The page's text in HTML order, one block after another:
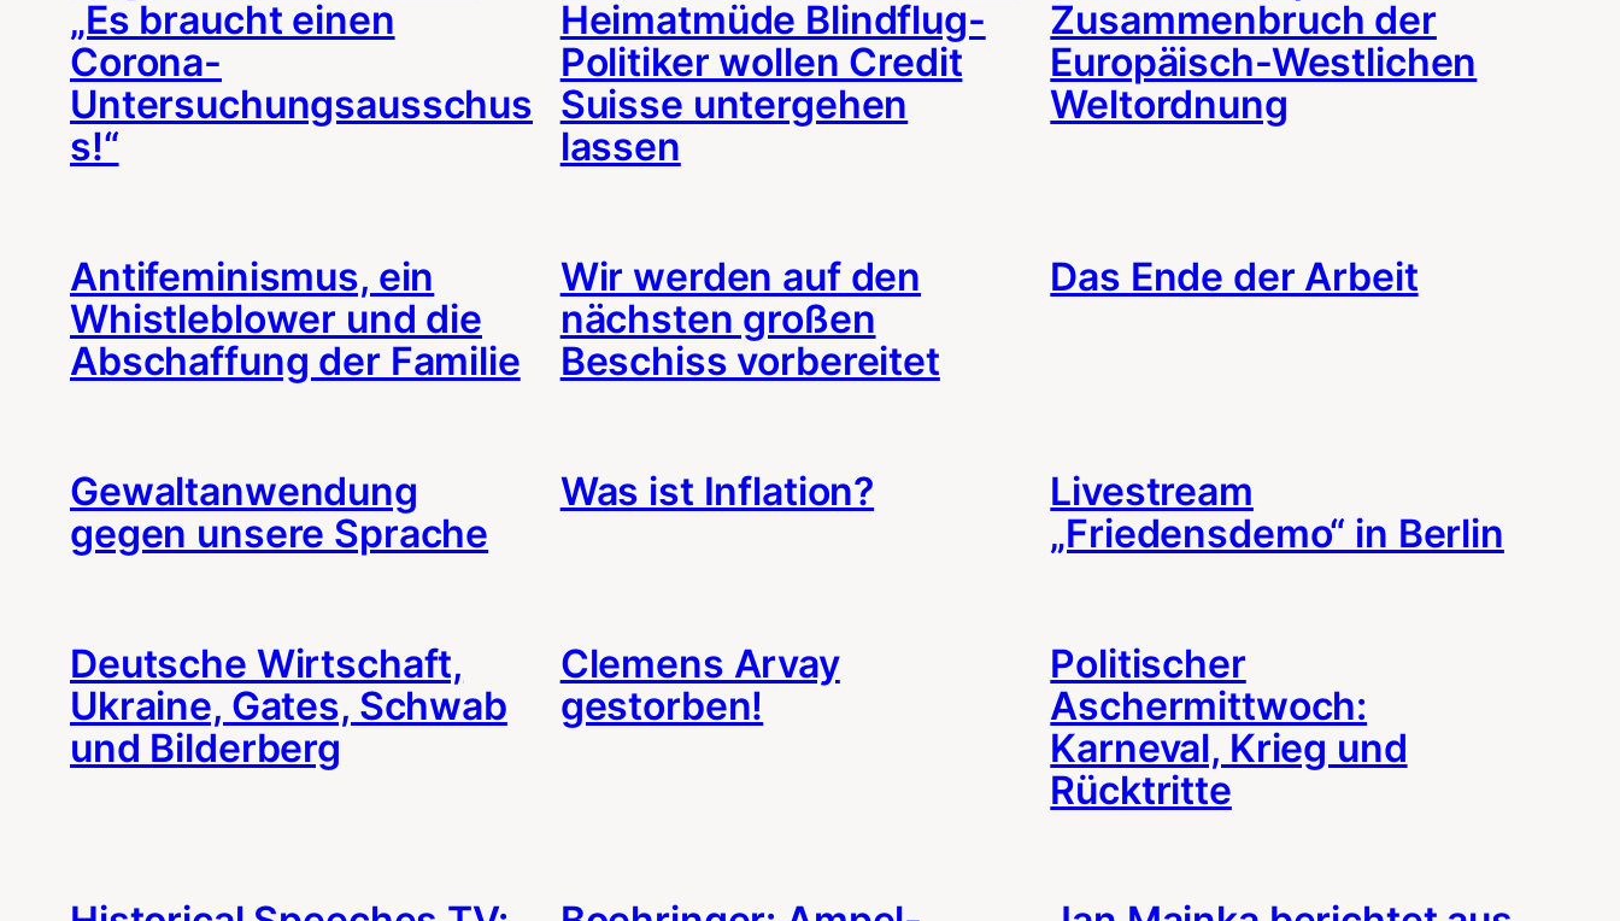
„Es braucht einen
Corona-
Untersuchungsausschus
s!“
Heimatmüde Blindflug-
Politiker wollen Credit
Suisse untergehen
lassen
Zusammenbruch der
Europäisch-Westlichen
Weltordnung
Antifeminismus, ein
Whistleblower und die
Abschaffung der Familie
Wir werden auf den
nächsten großen
Beschiss vorbereitet
Das Ende der Arbeit
Gewaltanwendung
gegen unsere Sprache
Was ist Inflation?
Livestream
„Friedensdemo“ in Berlin
Deutsche Wirtschaft,
Ukraine, Gates, Schwab
und Bilderberg
Clemens Arvay
gestorben!
Politischer
Aschermittwoch:
Karneval, Krieg und
Rücktritte